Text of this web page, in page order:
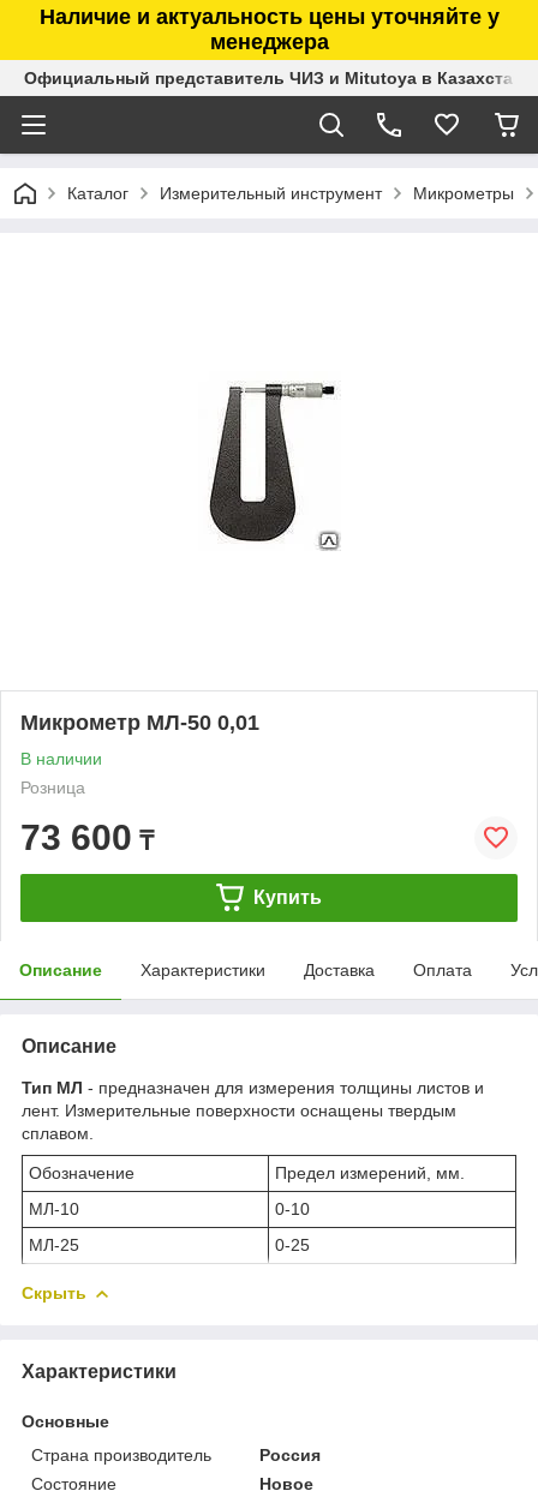
Наличие и актуальность цены уточняйте у
менеджера
Официальный представитель ЧИЗ и Mitutoya в Казахстане
Каталог Измерительный инструмент Микрометры
Микрометр МЛ-50 0,01
В наличии
Розница
73 600 ₸
Купить
Описание Характеристики Доставка Оплата
Описание
Тип МЛ - предназначен для измерения толщины листов и
лент. Измерительные поверхности оснащены твердым
сплавом.
Обозначение
Предел измерений, мм.
МЛ-10
0-10
МЛ-25
0-25
Скрыть
Характеристики
Основные
Страна производитель
Россия
Состояние
Новое